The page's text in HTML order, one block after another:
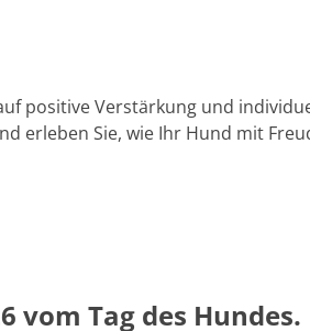
positive Verstärkung und
erleben Sie, wie Ihr Hund mit
vom Tag des Hundes.